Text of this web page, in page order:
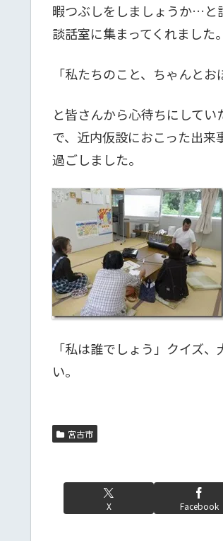
暇つぶしをしましょうか…と
談話室に集まってくれました
「私たちのこと、ちゃんと
と皆さんから心待ちにして
で、近内仮設におこった出来
過ごしました。
「私は誰でしょう」クイズ
い。
宮古市
X Facebook